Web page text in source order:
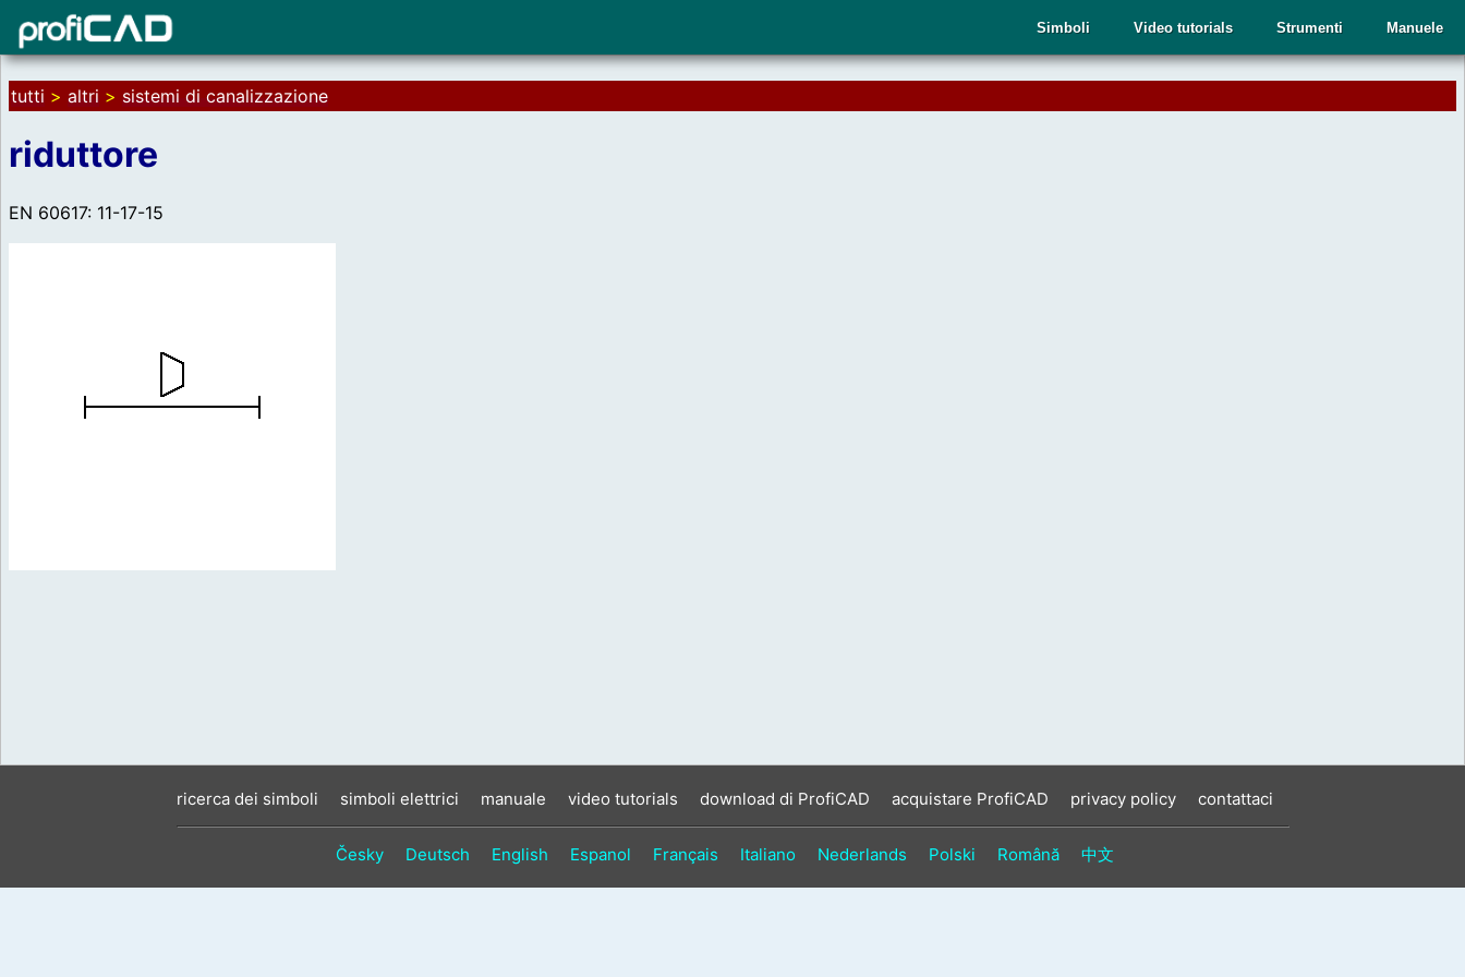
Manuele
Strumenti
Video tutorials
Simboli
tutti > altri > sistemi di canalizzazione
riduttore
EN 60617: 11-17-15
ricerca dei simboli simboli elettrici manuale video tutorials download di ProfiCAD acquistare ProfiCAD privacy policy contattaci
Česky Deutsch English Espanol Français Italiano Nederlands Polski Română 中文